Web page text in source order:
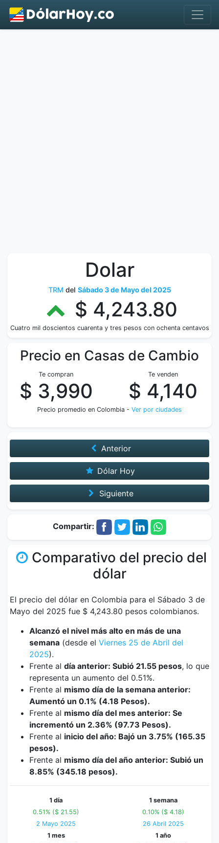
Dolar
TRM del Sábado 3 de Mayo del 2025
$ 4,243.80
Cuatro mil doscientos cuarenta y tres pesos con ochenta centavos
Precio en Casas de Cambio
Te compran
$ 3,990
Te venden
$ 4,140
Precio promedio en Colombia - Ver por ciudades
Anterior
Dólar Hoy
Siguiente
Compartir:
Comparativo del precio del
dólar
El precio del dólar en Colombia para el Sábado 3 de
Mayo del 2025 fue $ 4,243.80 pesos colombianos.
Alcanzó el nivel más alto en más de una
semana (desde el Viernes 25 de Abril del
2025).
Frente al día anterior: Subió 21.55 pesos, lo que
representa un aumento del 0.51%.
Frente al mismo día de la semana anterior:
Aumentó un 0.1% (4.18 Pesos).
Frente al mismo día del mes anterior: Se
incrementó un 2.36% (97.73 Pesos).
Frente al inicio del año: Bajó un 3.75% (165.35
pesos).
Frente al mismo día del año anterior: Subió un
8.85% (345.18 pesos).
1 día
0.51% ($ 21.55)
2 Mayo 2025
1 semana
0.10% ($ 4.18)
26 Abril 2025
1 mes
1 año